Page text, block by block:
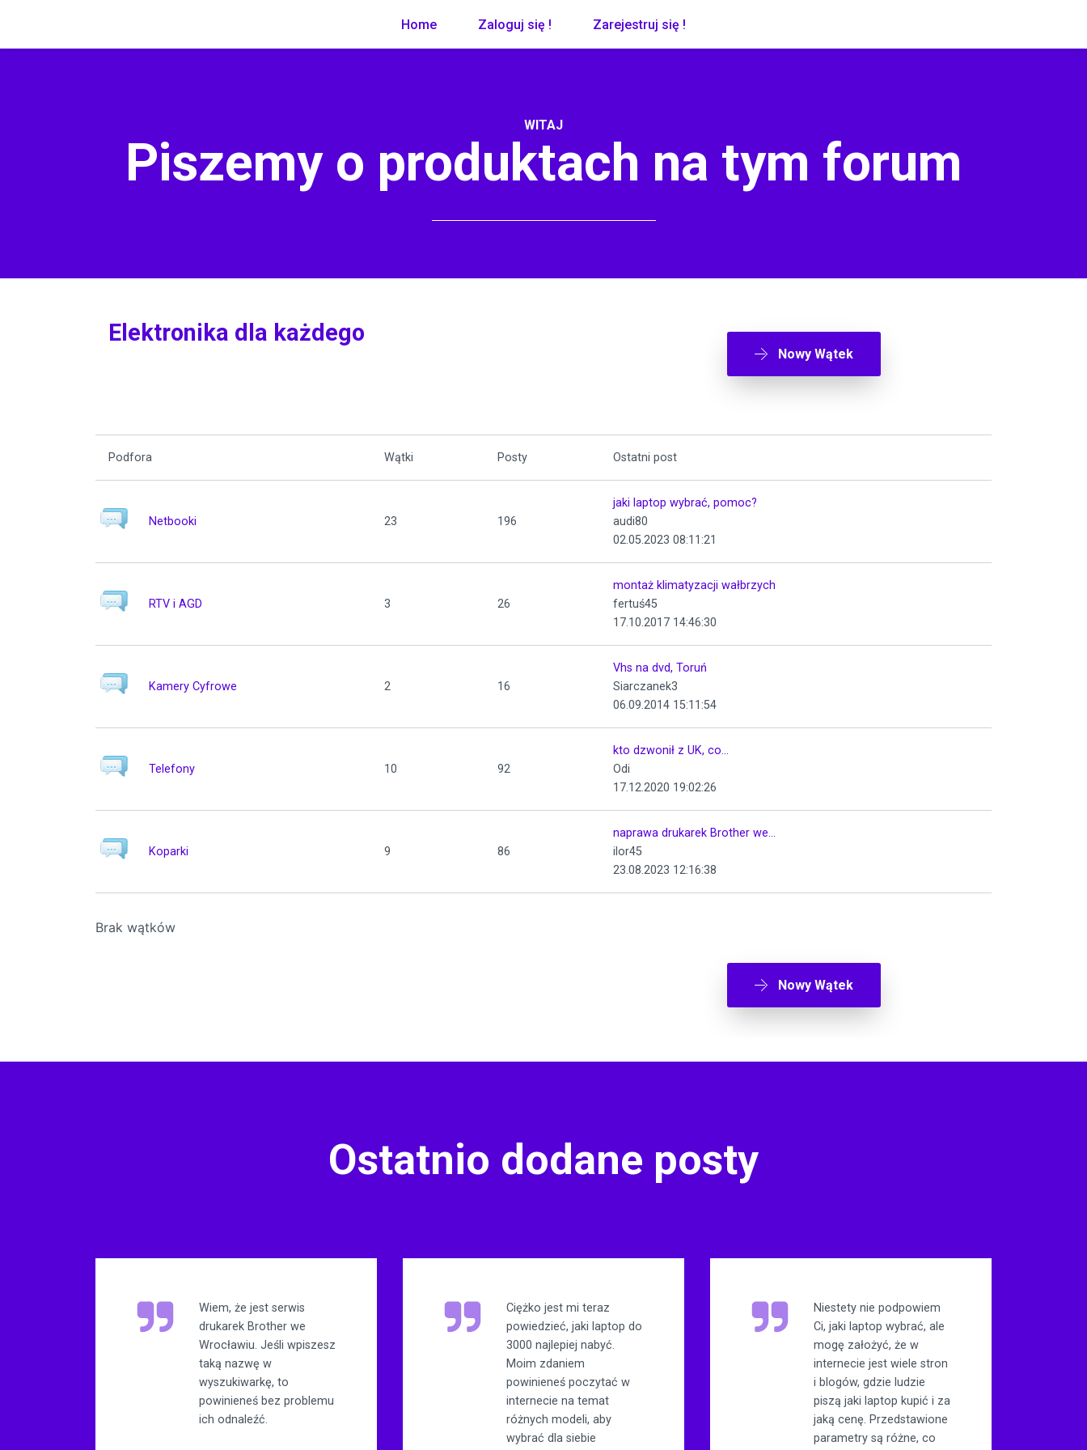
Home Zaloguj się ! Zarejestruj się !
WITAJ
Piszemy o produktach na tym forum
Elektronika dla każdego
Nowy Wątek
Podfora Wątki Posty Ostatni post
Netbooki 23 196
jaki laptop wybrać, pomoc?
audi80
02.05.2023 08:11:21
RTV i AGD 3 26
montaż klimatyzacji wałbrzych
fertuś45
17.10.2017 14:46:30
Kamery Cyfrowe 2 16
Vhs na dvd, Toruń
Siarczanek3
06.09.2014 15:11:54
Telefony 10 92
kto dzwonił z UK, co...
Odi
17.12.2020 19:02:26
Koparki 9 86
naprawa drukarek Brother we...
ilor45
23.08.2023 12:16:38
Brak wątków
Nowy Wątek
Ostatnio dodane posty
Wiem, że jest serwis
drukarek Brother we
Wrocławiu. Jeśli wpiszesz
taką nazwę w
wyszukiwarkę, to
powinieneś bez problemu
ich odnaleźć.
Ciężko jest mi teraz
powiedzieć, jaki laptop do
3000 najlepiej nabyć.
Moim zdaniem
powinieneś poczytać w
internecie na temat
różnych modeli, aby
wybrać dla siebie
Niestety nie podpowiem
Ci, jaki laptop wybrać, ale
mogę założyć, że w
internecie jest wiele stron
i blogów, gdzie ludzie
piszą jaki laptop kupić i za
jaką cenę. Przedstawione
parametry są różne, co